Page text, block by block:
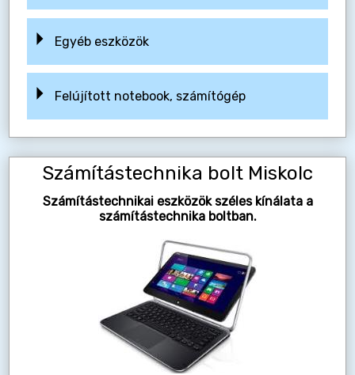
Egyéb eszközök
Felújított notebook, számítógép
Számítástechnika bolt Miskolc
Számítástechnikai eszközök széles kínálata a
számítástechnika boltban.